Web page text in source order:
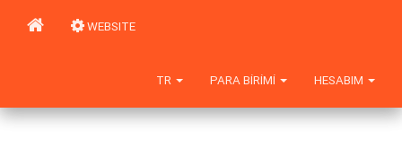
WEBSITE
HESABIM
PARA BIRIMI
TR